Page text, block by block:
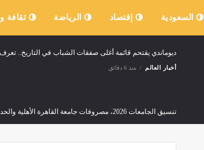
السعودية إقتصاد الرياضة ثقافة
ديوماندي يقتحم قائمة أغلى صفقات الشباب في التاريخ.. تعرف
أخبار العالم منذ 6 دقائق
تنسيق الجامعات 2026، مصروفات جامعة القاهرة الأهلية والحد الأدنى المتوقع للقبول